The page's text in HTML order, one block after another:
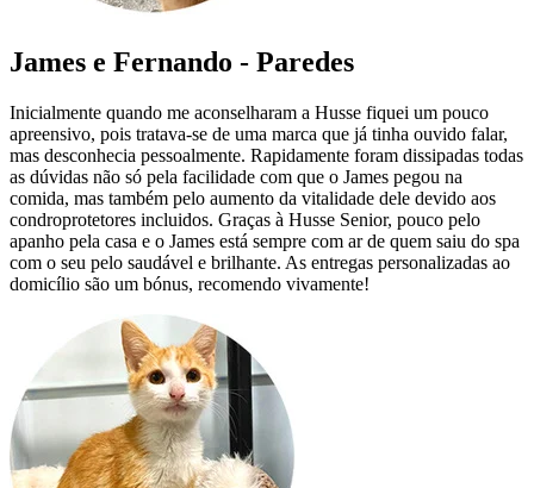
James e Fernando - Paredes
Inicialmente quando me aconselharam a Husse fiquei um pouco
apreensivo, pois tratava-se de uma marca que já tinha ouvido falar,
mas desconhecia pessoalmente. Rapidamente foram dissipadas todas
as dúvidas não só pela facilidade com que o James pegou na
comida, mas também pelo aumento da vitalidade dele devido aos
condroprotetores incluidos. Graças à Husse Senior, pouco pelo
apanho pela casa e o James está sempre com ar de quem saiu do spa
com o seu pelo saudável e brilhante. As entregas personalizadas ao
domicílio são um bónus, recomendo vivamente!